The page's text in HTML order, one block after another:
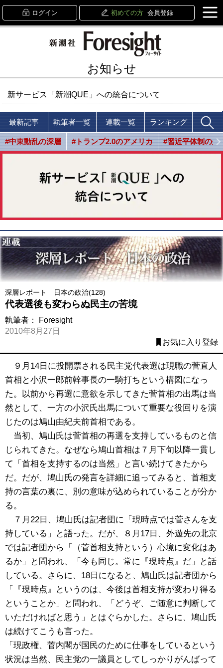
ログイン 初めての方 会員登録
お知らせ
新サービス「新潮QUE」への統合について
最新記事 執筆者一覧 連載一覧 ランキング
#中東動乱の深層 #トランプ2.0のアメリカ #習近平体制の光
深層レポート 日本の政治(128)
代表選後も変わらぬ民主の苦境
執筆者：
Foresight
2010年8月27日
お気に入り登録
９月14日に投開票される民主党代表選は現職の菅直人
首相と小沢一郎前幹事長の一騎打ちという構図になっ
た。以前から再選に意欲を示してきた菅首相の出馬は当
然として、一方の小沢氏出馬について重要な役回りを演
じたのは鳩山由紀夫前首相である。
当初、鳩山氏は菅首相の再選を支持しているものと信
じられてきた。なぜなら鳩山首相は７月下旬以降一貫し
て「首相を支持するのは当然」と言い続けてきたから
だ。だが、鳩山氏の発言を詳細に追ってみると、首相支
持の言葉の裏に、別の意味が込められていることが分か
る。
７月22日、鳩山氏は記者団に「現時点では菅さんを支
持している」と語った。だが、８月17日、外遊先の北京
では記者団から「（菅首相支持という）心境に変化はあ
るか」と問われ、「今も同じ。常に『現時点』だ」と話
している。さらに、18日になると、鳩山氏は記者団から
「『現時点』というのは、今後は首相支持が変わり得る
ということか」と問われ、「どうぞ、ご随意に判断して
いただければと思う」とはぐらかした。さらに、鳩山氏
は続けてこうも言った。
「現政権、菅内閣が国民のために仕事をしているという
状況は当然、民主党の一議員としてしっかりがんばって